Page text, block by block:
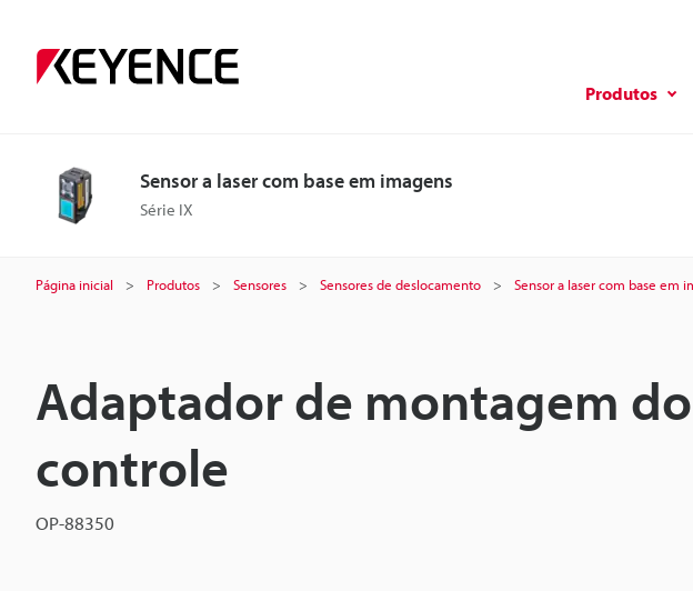
Produtos
Sensor a laser com base em imagens
Série IX
Página inicial Produtos Sensores Sensores de deslocamento Sensor a laser com base em
Adaptador de montagem
controle
OP-88350